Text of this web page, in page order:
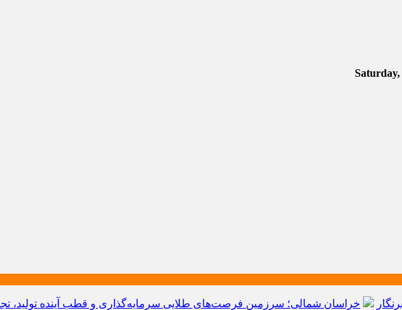
خراسان شمالی؛ سرزمین فرصت‌های طلایی سرمایه‌گذاری و قطب آینده تولید،